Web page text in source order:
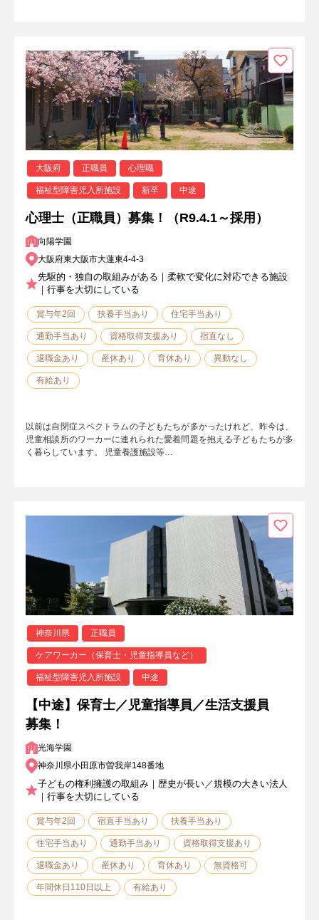
大阪府 正職員 心理職
福祉型障害児入所施設 新卒 中途
心理士（正職員）募集！（R9.4.1～採用）
向陽学園
大阪府東大阪市大蓮東4-4-3
先駆的・独自の取組みがある｜柔軟で変化に対応できる施設
｜行事を大切にしている
賞与年2回 扶養手当あり 住宅手当あり
通勤手当あり 資格取得支援あり 宿直なし
退職金あり 産休あり 育休あり 異動なし
有給あり
以前は自閉症スペクトラムの子どもたちが多かったけれど、昨今は、
児童相談所のワーカーに連れられた愛着問題を抱える子どもたちが多
く暮らしています。 児童養護施設等…
神奈川県 正職員
ケアワーカー（保育士・児童指導員など）
福祉型障害児入所施設 中途
【中途】保育士／児童指導員／生活支援員
募集！
光海学園
神奈川県小田原市曽我岸148番地
子どもの権利擁護の取組み｜歴史が長い／規模の大きい法人
｜行事を大切にしている
賞与年2回 宿直手当あり 扶養手当あり
住宅手当あり 通勤手当あり 資格取得支援あり
退職金あり 産休あり 育休あり 無資格可
年間休日110日以上 有給あり